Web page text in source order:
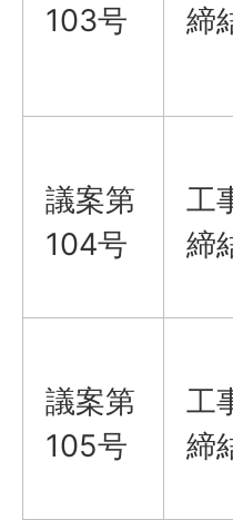
103号 締
議案​​​​​​​第
104号
工
締
議案​​​​​​​第
105号
工
締